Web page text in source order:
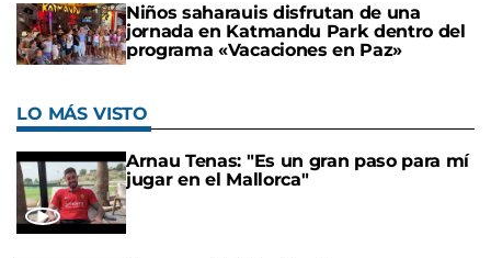
Niños saharauis disfrutan de una
jornada en Katmandu Park dentro del
programa «Vacaciones en Paz»
LO MÁS VISTO
Arnau Tenas: "Es un gran paso para mí
jugar en el Mallorca"